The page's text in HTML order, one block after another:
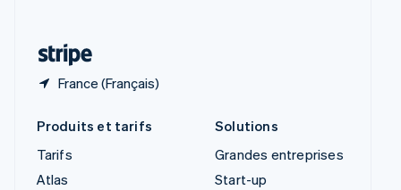
France (Français)
Produits et tarifs
Tarifs
Atlas
Solutions
Grandes entreprises
Start-up